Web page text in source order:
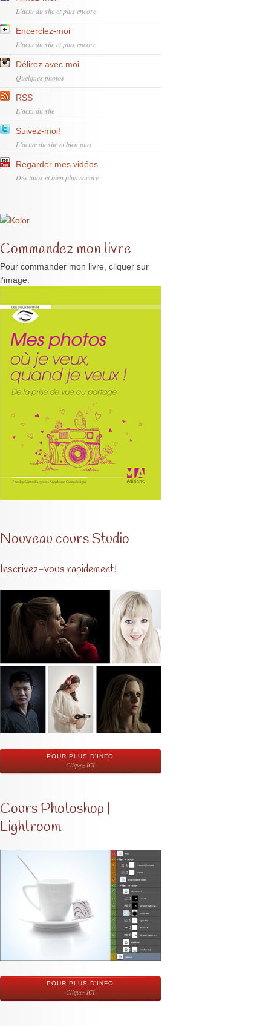
L'actu du site et plus encore
Encerclez-moi
L'actu du site et plus encore
Délirez avec moi
Quelques photos
RSS
L'actu du site
Suivez-moi!
L'actue du site et bien plus
Regarder mes vidéos
Des tutos et bien plus encore
Commandez mon livre
Pour commander mon livre, cliquer sur
l'image.
Nouveau cours Studio
Inscrivez-vous rapidement!
POUR PLUS D'INFO
Cliquez ICI
Cours Photoshop |
Lightroom
POUR PLUS D'INFO
Cliquez ICI